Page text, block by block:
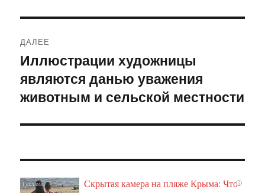
ДАЛЕЕ
Следующая
запись:
Иллюстрации художницы
являются данью уважения
животным и сельской местности
i
Скрытая камера на пляже Крыма: Что